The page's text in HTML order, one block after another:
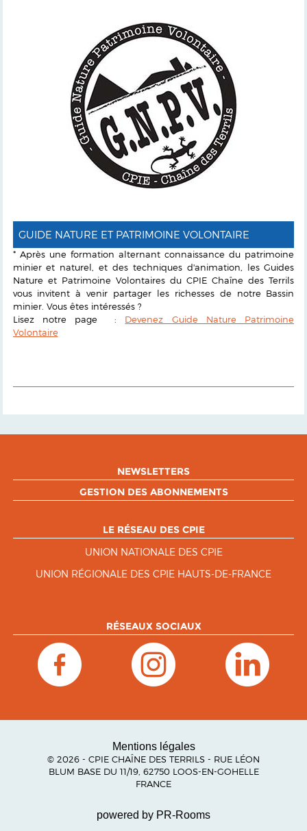
GUIDE NATURE ET PATRIMOINE VOLONTAIRE
* Après une formation alternant connaissance du patrimoine
minier et naturel, et des techniques d'animation, les Guides
Nature et Patrimoine Volontaires du CPIE Chaîne des Terrils
vous invitent à venir partager les richesses de notre Bassin
minier. Vous êtes intéressés ?
Lisez notre page : Devenez Guide Nature Patrimoine
Volontaire
NEWSLETTERS
GESTION DES ABONNEMENTS
LE RÉSEAU DES CPIE
UNION NATIONALE DES CPIE
UNION RÉGIONALE DES CPIE HAUTS-DE-FRANCE
RÉSEAUX SOCIAUX
Mentions légales
© 2026 - CPIE CHAÎNE DES TERRILS - RUE LÉON
BLUM BASE DU 11/19, 62750 LOOS-EN-GOHELLE
FRANCE
powered by PR-Rooms